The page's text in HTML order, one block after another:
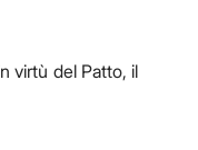
virtù del Patto, il